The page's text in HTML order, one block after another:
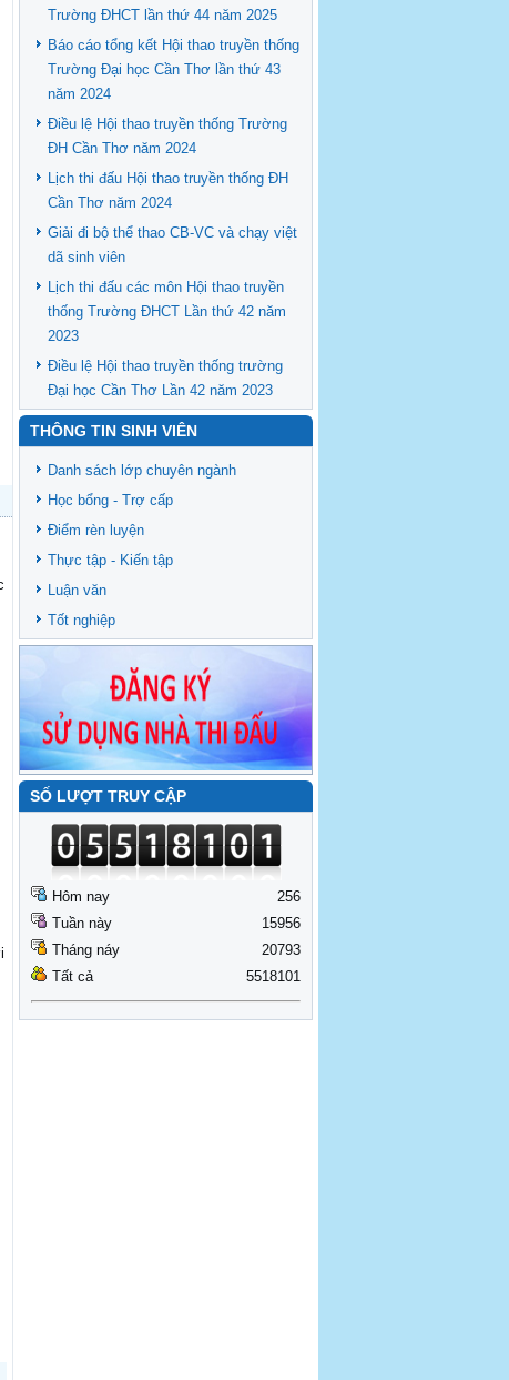
Trường ĐHCT lần thứ 44 năm 2025
Báo cáo tổng kết Hội thao truyền thống
Trường Đại học Cần Thơ lần thứ 43
năm 2024
Điều lệ Hội thao truyền thống Trường
ĐH Cần Thơ năm 2024
Lịch thi đấu Hội thao truyền thống ĐH
Cần Thơ năm 2024
Giải đi bộ thể thao CB-VC và chạy việt
dã sinh viên
Lịch thi đấu các môn Hội thao truyền
thống Trường ĐHCT Lần thứ 42 năm
2023
Điều lệ Hội thao truyền thống trường
Đại học Cần Thơ Lần 42 năm 2023
THÔNG TIN SINH VIÊN
Danh sách lớp chuyên ngành
Học bổng - Trợ cấp
Điểm rèn luyện
Thực tập - Kiến tập
Luận văn
Tốt nghiệp
SỐ LƯỢT TRUY CẬP
Hôm nay
Tuần này
Tháng náy
Tất cả
256
15956
20793
5518101